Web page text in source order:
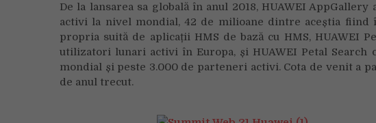
De la lansarea sa globală în anul 2018, HUAWEI
activi la nivel mondial, 42 de milioane dintre aceștia
propria suită de aplicații HMS de bază cu HMS, HUAWEI
utilizatori lunari activi în Europa, și HUAWEI Petal
mondial și peste 3.000 de parteneri activi. Cota de venit a
de anul trecut.